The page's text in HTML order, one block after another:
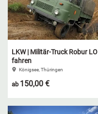
LKW | Militär-Truck Robur LO
fahren
Königsee, Thüringen
ab 150,00 €